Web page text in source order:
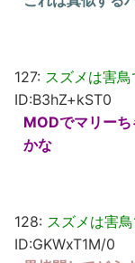
127: スズメは害
ID:B3hZ+kST0
MODでマリー
かな
128: スズメは害
ID:GKWxT1M/0